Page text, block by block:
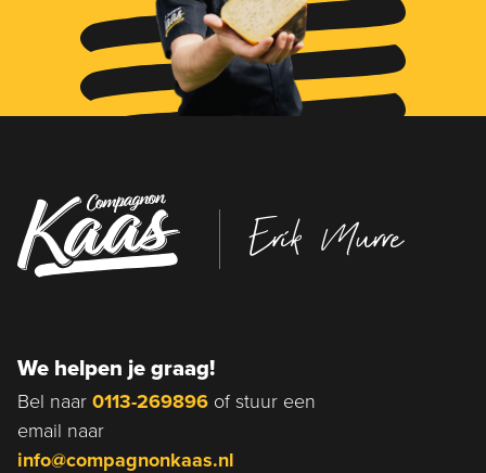
Erik Murre
We helpen je graag!
Bel naar 0113-269896 of stuur een
email naar
info@compagnonkaas.nl